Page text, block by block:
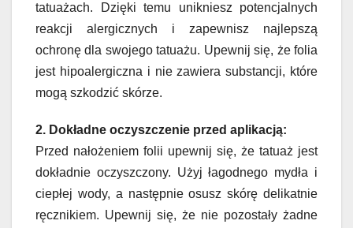
tatuażach. Dzięki temu unikniesz potencjalnych
reakcji alergicznych i zapewnisz najlepszą
ochronę dla swojego tatuażu. Upewnij się, że folia
jest hipoalergiczna i nie zawiera substancji, które
mogą szkodzić skórze.
2. Dokładne oczyszczenie przed aplikacją:
Przed nałożeniem folii upewnij się, że tatuaż jest
dokładnie oczyszczony. Użyj łagodnego mydła i
ciepłej wody, a następnie osusz skórę delikatnie
ręcznikiem. Upewnij się, że nie pozostały żadne